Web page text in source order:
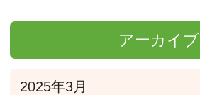
アーカイブ
2025年3月